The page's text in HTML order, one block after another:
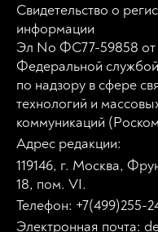
Свидетельство о
информации
Эл No ФС77-59858 от
Федеральной службой
по надзору в сфере
технологий и
коммуникаций
Адрес редакции:
119146, г. Москва,
18, пом. VI.
Телефон: +7(499)255-
Электронная почта: